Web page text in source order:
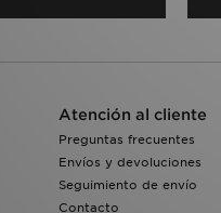
Atención al cliente
Preguntas frecuentes
Envíos y devoluciones
Seguimiento de envío
Contacto